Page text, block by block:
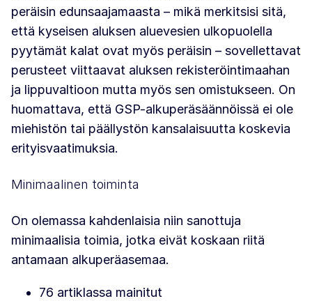
peräisin edunsaajamaasta – mikä merkitsisi sitä,
että kyseisen aluksen aluevesien ulkopuolella
pyytämät kalat ovat myös peräisin – sovellettavat
perusteet viittaavat aluksen rekisteröintimaahan
ja lippuvaltioon mutta myös sen omistukseen. On
huomattava, että GSP-alkuperäsäännöissä ei ole
miehistön tai päällystön kansalaisuutta koskevia
erityisvaatimuksia.
Minimaalinen toiminta
On olemassa kahdenlaisia niin sanottuja
minimaalisia toimia, jotka eivät koskaan riitä
antamaan alkuperäasemaa.
76 artiklassa mainitut